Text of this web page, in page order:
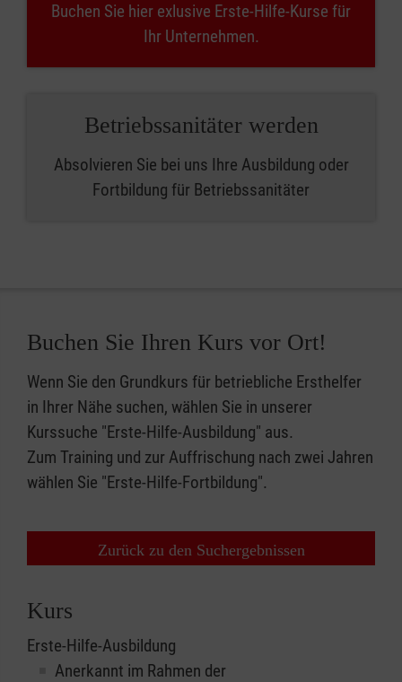
Buchen Sie hier exlusive Erste-Hilfe-Kurse für
Ihr Unternehmen.
Betriebssanitäter werden
Absolvieren Sie bei uns Ihre Ausbildung oder
Fortbildung für Betriebssanitäter
Buchen Sie Ihren Kurs vor Ort!
Wenn Sie den Grundkurs für betriebliche Ersthelfer
in Ihrer Nähe suchen, wählen Sie in unserer
Kurssuche "Erste-Hilfe-Ausbildung" aus.
Zum Training und zur Auffrischung nach zwei Jahren
wählen Sie "Erste-Hilfe-Fortbildung".
Zurück zu den Suchergebnissen
Kurs
Erste-Hilfe-Ausbildung
Anerkannt im Rahmen der